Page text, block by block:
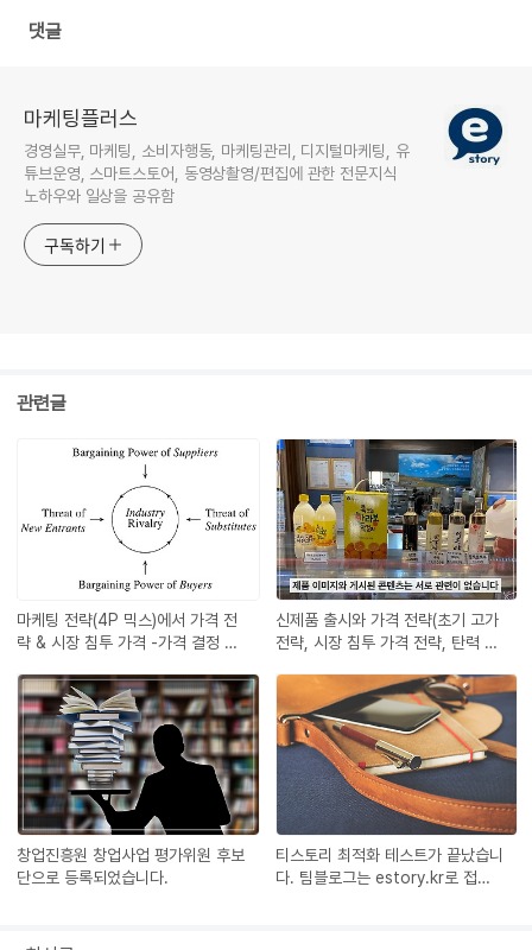
댓글
마케팅플러스
경영실무, 마케팅, 소비자행동, 마케팅관리, 디지털마케팅, 유
튜브운영, 스마트스토어, 동영상촬영/편집에 관한 전문지식
노하우와 일상을 공유함
구독하기
관련글
마케팅 전략(4P 믹스)에서 가격 전
략 & 시장 침투 가격 -가격 결정 요
신제품 출시와 가격 전략(초기 고가
전략, 시장 침투 가격 전략, 탄력 가
창업진흥원 창업사업 평가위원 후보
단으로 등록되었습니다.
티스토리 최적화 테스트가 끝났습니
다. 팀블로그는 estory.kr로 접속